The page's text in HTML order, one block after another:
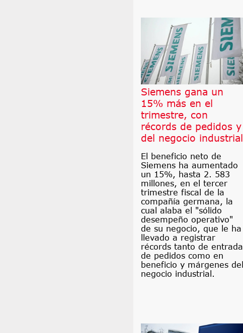
Siemens gana un
15% más en el
trimestre, con
récords de pedidos y
del negocio industrial
El beneficio neto de
Siemens ha aumentado
un 15%, hasta 2. 583
millones, en el tercer
trimestre fiscal de la
compañía germana, la
cual alaba el "sólido
desempeño operativo"
de su negocio, que le ha
llevado a registrar
récords tanto de entrada
de pedidos como en
beneficio y márgenes del
negocio industrial.